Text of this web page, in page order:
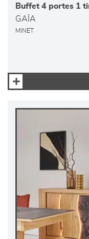
Buffet 4 portes 1
GAÏA
MINET